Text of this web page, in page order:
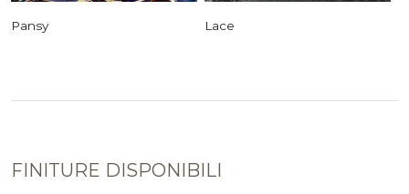
Pansy Lace
FINITURE DISPONIBILI